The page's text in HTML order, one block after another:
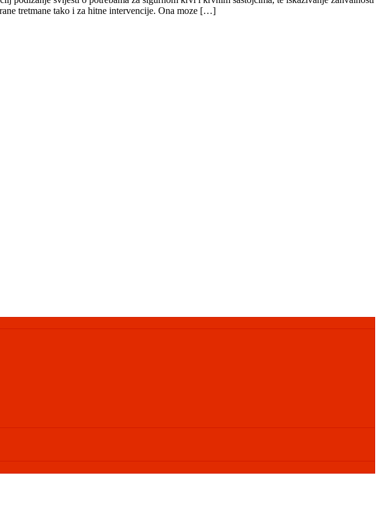
tretmane tako i za hitne intervencije. Ona moze […]